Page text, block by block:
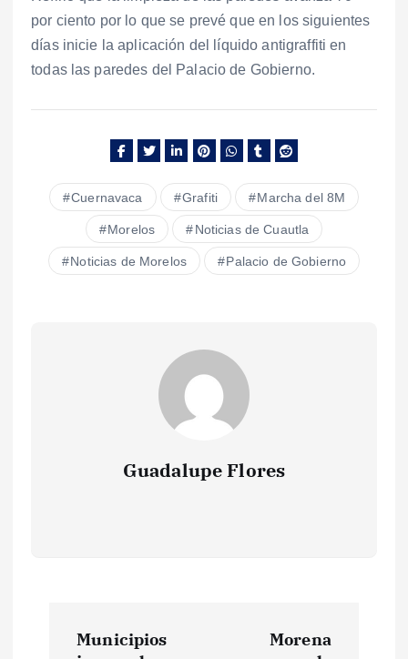
por ciento por lo que se prevé que en los siguientes
días inicie la aplicación del líquido antigraffiti en
todas las paredes del Palacio de Gobierno.
Cuernavaca Grafiti Marcha del 8M
Morelos Noticias de Cuautla
Noticias de Morelos Palacio de Gobierno
Guadalupe Flores
Municipios
Morena